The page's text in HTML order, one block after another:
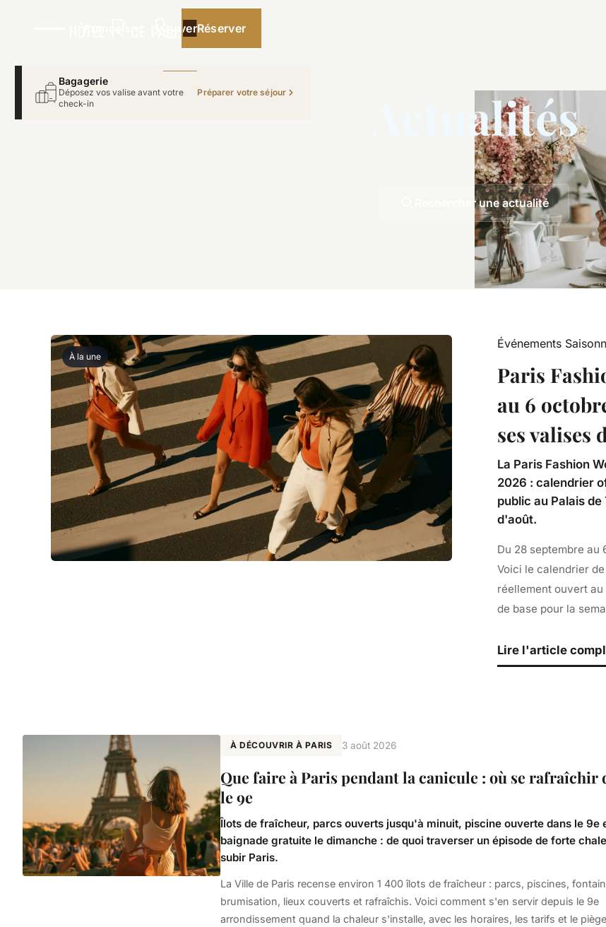
Réserver
Réserver
Actualités
Rechercher une actualité
À la une
Événements
Paris
au 6
ses valises
La Paris Fashion
2026 : calendrier
public au Palais
d'août.
Du 28 septembre au
Voici le calendrier
réellement ouvert
de base pour la
Lire l'article
À DÉCOUVRIR À PARIS 3 août 2026
Que faire à Paris pendant la canicule : où se rafraîchir
le 9e
Îlots de fraîcheur, parcs ouverts jusqu'à minuit, piscine ouverte dans le 9e
baignade gratuite le dimanche : de quoi traverser un épisode de forte
subir Paris.
La Ville de Paris recense environ 1 400 îlots de fraîcheur : parcs, piscines,
brumisation, lieux couverts et rafraîchis. Voici comment s'en servir depuis le 9e
arrondissement quand la chaleur s'installe, avec les horaires, les tarifs et le
Bagagerie
Déposez vos valise avant votre
check-in
Préparer votre séjour